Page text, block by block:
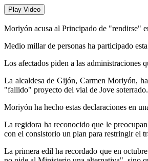
Play Video
Moriyón acusa al Principado de "rendirse"
Medio millar de personas ha participado
Los afectados piden a las administraciones
La alcaldesa de Gijón, Carmen Moriyón,
"fallido" proyecto del vial de Jove soterrado.
Moriyón ha hecho estas declaraciones en
La regidora ha reconocido que le
con el consistorio un plan para restringir el
La primera edil ha recordado que en